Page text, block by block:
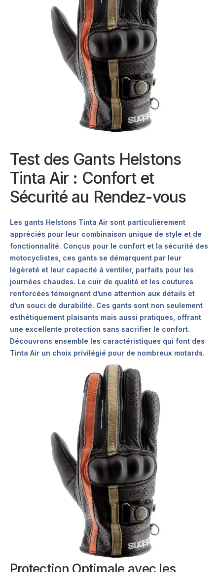
Test des Gants Helstons
Tinta Air : Confort et
Sécurité au Rendez-vous
Les gants Helstons Tinta Air sont particulièrement
appréciés pour leur combinaison unique de style et de
fonctionnalité. Conçus pour le confort et la sécurité des
motocyclistes, ces gants se démarquent par leur
légèreté et leur capacité à ventiler, parfaits pour les
journées chaudes. Le cuir de qualité et les coutures
renforcées témoignent d’une attention aux détails et
d’un souci de durabilité. Ces gants sont non seulement
esthétiquement plaisants mais aussi pratiques, offrant
une excellente protection sans sacrifier le confort.
Découvrons ensemble les caractéristiques qui font des
Tinta Air un choix privilégié pour de nombreux motards.
Protection Optimale avec les